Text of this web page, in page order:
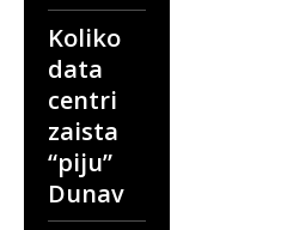
Koliko
data
centri
zaista
“piju”
Dunav